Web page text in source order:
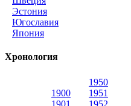
Эстония
Югославия
Япония
Хронология
1900
1950
1951